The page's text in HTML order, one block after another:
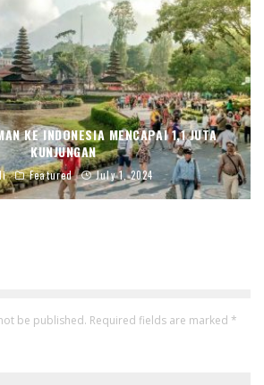
KE INDONESIA MENCAPAI 1,1 JUTA
KUNJUNGAN
Featured July 1, 2024
be published. Required fields are marked *